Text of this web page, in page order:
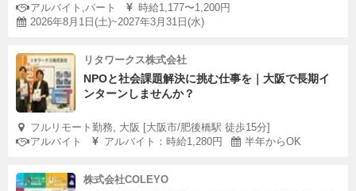
アルバイト,パート
時給1,177〜1,200円
2026年8月1日(土)~2027年3月31日(水)
リタワークス株式会社
NPOと社会課題解決に挑む仕事を｜大阪で長期イ
ンターンしませんか？
フルリモート勤務, 大阪 [大阪市/肥後橋駅 徒歩15分]
アルバイト
アルバイト：時給1,280円 半年からOK
株式会社COLEYO